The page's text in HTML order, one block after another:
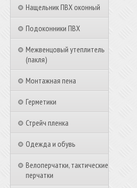
Нащельник ПВХ оконный
Подоконники ПВХ
Межвенцовый утеплитель
(пакля)
Монтажная пена
Герметики
Стрейч пленка
Одежда и обувь
Велоперчатки, тактические
перчатки